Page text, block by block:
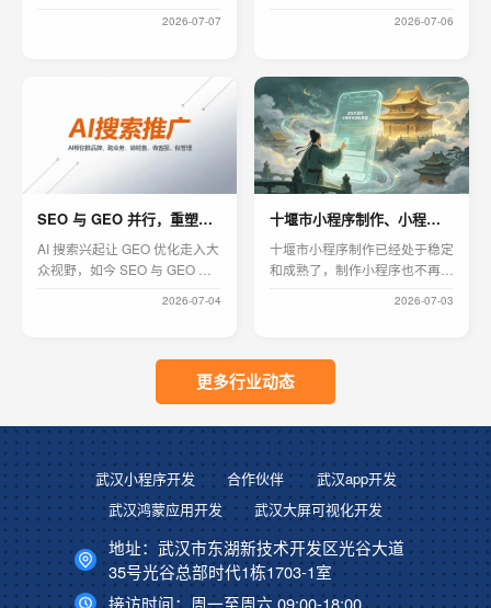
板化大屏弊端，以企业真实经营
初创小微企业可选用精简版经营
大屏，聚焦营收与库存两大核
心；中大型集团企业可搭建多分
区综合可视化大屏，实现多子公
司经营数据汇总展示。七字码科
技全流程跟进需求沟通、开发调
试、员工使用培训，兼顾大屏视
觉美观度与业务实用性。
2026-07-07
控。武汉七字码科技立足本地校
决方案，覆盖教务、安防、后勤
全场景，助力武汉校园数字化精
细化管理升级。
2026-07-06
SEO 与 GEO 并行，重塑现代网站运营逻辑
AI 搜索兴起让 GEO 优化走入大
众视野，如今 SEO 与 GEO 成
全新运营逻辑，解读双优化协同
2026-07-04
十堰市小程序制作、小程序开发公司哪家好
十堰市小程序制作已经处于稳定
和成熟了，制作小程序也不再是
序开发行业来说也是一种利好，
发效率，降低开发成本。
2026-07-03
更多行业动态
武汉小程序开发 合作伙伴
武汉app开发
武汉鸿蒙应用开发
武汉大屏可视化开发
地址： 武汉市东湖新技术开发区光谷大道
35号光谷总部时代1栋1703-1室
接访时间： 周一至周六 09:00-18:00